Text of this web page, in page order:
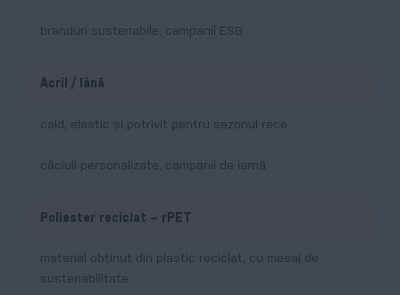
branduri sustenabile, campanii ESG
Acril / lână
cald, elastic și potrivit pentru sezonul rece
căciuli personalizate, campanii de iarnă
Poliester reciclat – rPET
material obținut din plastic reciclat, cu mesaj de
sustenabilitate